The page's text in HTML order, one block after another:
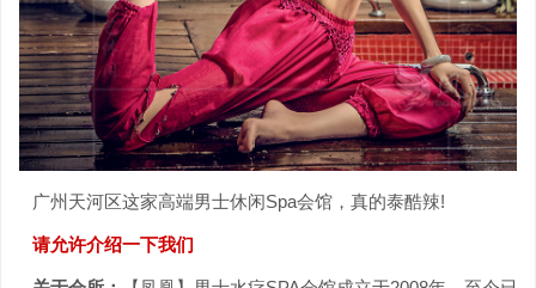
广州天河区这家高端男士休闲Spa会馆，真的泰酷辣!
请允许介绍一下我们